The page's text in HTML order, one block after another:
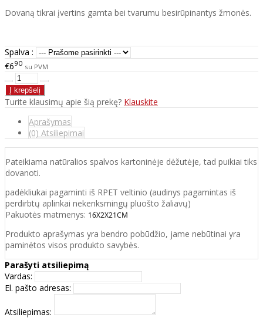
Dovaną tikrai įvertins gamta bei tvarumu besirūpinantys žmonės.
Spalva :
€690 su PVM
Turite klausimų apie šią prekę? Klauskite
Aprašymas
(0) Atsiliepimai
Pateikiama natūralios spalvos kartoninėje dėžutėje, tad puikiai tiks
dovanoti.
padėkliukai pagaminti iš RPET veltinio (audinys pagamintas iš
perdirbtų aplinkai nekenksmingų pluošto žaliavų)
Pakuotės matmenys: 16X2X21CM
Produkto aprašymas yra bendro pobūdžio, jame nebūtinai yra
paminėtos visos produkto savybės.
Parašyti atsiliepimą
Vardas:
El. pašto adresas:
Atsiliepimas: